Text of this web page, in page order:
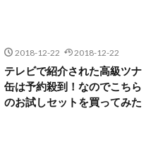
2018-12-22 2018-12-22
テレビで紹介された高級ツナ
缶は予約殺到！なのでこちら
のお試しセットを買ってみた